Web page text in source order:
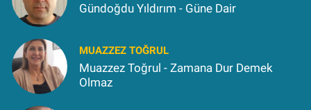
Gündoğdu Yıldırım - Güne Dair
MUAZZEZ TOĞRUL
Muazzez Toğrul - Zamana Dur Demek
Olmaz